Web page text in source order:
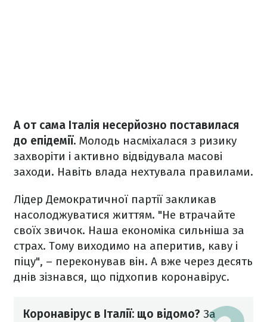
А от сама Італія несерйозно поставилася
до епідемії. Молодь насміхалася з ризику
захворіти і активно відвідувала масові
заходи. Навіть влада нехтувала правилами.
Лідер Демократичної партії закликав
насолоджуватися життям. "Не втрачайте
своїх звичок. Наша економіка сильніша за
страх. Тому виходимо на аперитив, каву і
піцу", – переконував він. А вже через десять
днів зізнався, що підхопив коронавірус.
Коронавірус в Італії: що відомо? За